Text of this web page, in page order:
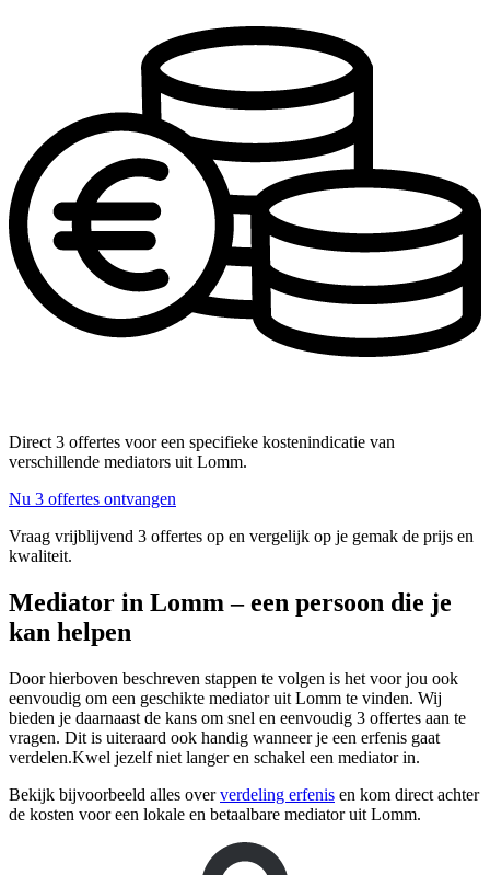
Direct 3 offertes voor een specifieke kostenindicatie van
verschillende mediators uit Lomm.
Nu 3 offertes ontvangen
Vraag vrijblijvend 3 offertes op en vergelijk op je gemak de prijs en
kwaliteit.
Mediator in Lomm – een persoon die je
kan helpen
Door hierboven beschreven stappen te volgen is het voor jou ook
eenvoudig om een geschikte mediator uit Lomm te vinden. Wij
bieden je daarnaast de kans om snel en eenvoudig 3 offertes aan te
vragen. Dit is uiteraard ook handig wanneer je een erfenis gaat
verdelen.Kwel jezelf niet langer en schakel een mediator in.
Bekijk bijvoorbeeld alles oververdeling erfenis en kom direct achter
de kosten voor een lokale en betaalbare mediator uit Lomm.